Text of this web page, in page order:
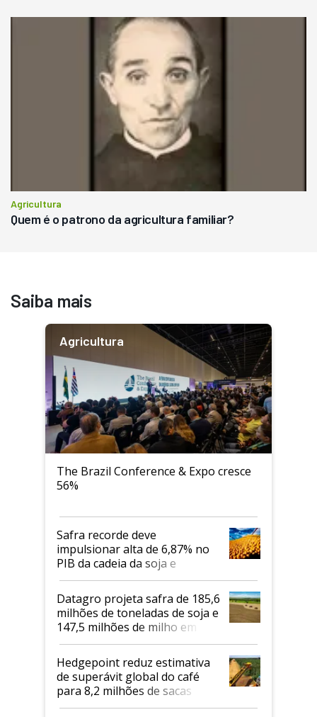
Agricultura
Quem é o patrono da agricultura familiar?
Saiba mais
Agricultura
The Brazil Conference & Expo cresce
56%
Safra recorde deve
impulsionar alta de 6,87% no
PIB da cadeia da soja e
biodiesel em 2026
Datagro projeta safra de 185,6
milhões de toneladas de soja e
147,5 milhões de milho em
2026/27
Hedgepoint reduz estimativa
de superávit global do café
para 8,2 milhões de sacas